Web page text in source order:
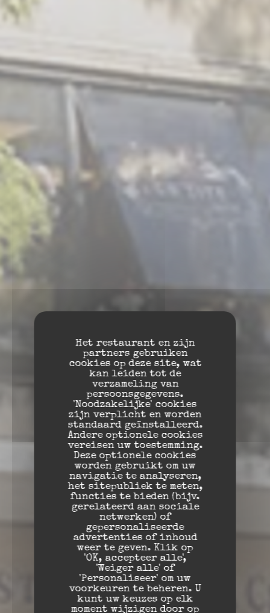
Het restaurant en zijn
partners gebruiken
cookies op deze site, wat
kan leiden tot de
verzameling van
persoonsgegevens.
'Noodzakelijke' cookies
zijn verplicht en worden
standaard geïnstalleerd.
Andere optionele cookies
vereisen uw toestemming.
Deze optionele cookies
worden gebruikt om uw
navigatie te analyseren,
het sitepubliek te meten,
functies te bieden (bijv.
gerelateerd aan sociale
netwerken) of
gepersonaliseerde
advertenties of inhoud
weer te geven. Klik op
'OK, accepteer alle',
'Weiger alle' of
'Personaliseer' om uw
voorkeuren te beheren. U
kunt uw keuzes op elk
moment wijzigen door op